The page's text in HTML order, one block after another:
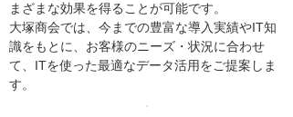
まざまな効果を得ることが可能です。
大塚商会では、今までの豊富な導入実績やIT知
識をもとに、お客様のニーズ・状況に合わせ
て、ITを使った最適なデータ活用をご提案しま
す。